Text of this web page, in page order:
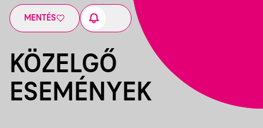
MENTÉS
KÖZELGŐ
ESEMÉNYEK